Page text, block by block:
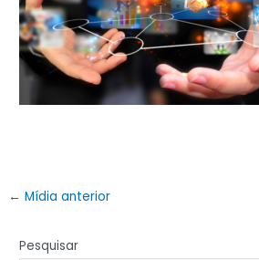
← Mídia anterior
Pesquisar